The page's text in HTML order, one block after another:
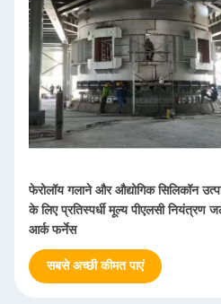
फेरोलॉय गलाने और औद्योगिक सिलिकॉन
के लिए प्रतिस्पर्धी मूल्य पीएलसी नियंत्रण
आर्क फर्नेस
सबसे अच्छी कीमत पाएं